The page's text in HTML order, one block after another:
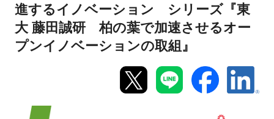
マイページ
進するイノベーション シリーズ『東
大 藤田誠研 柏の葉で加速させるオー
プンイノベーションの取組』